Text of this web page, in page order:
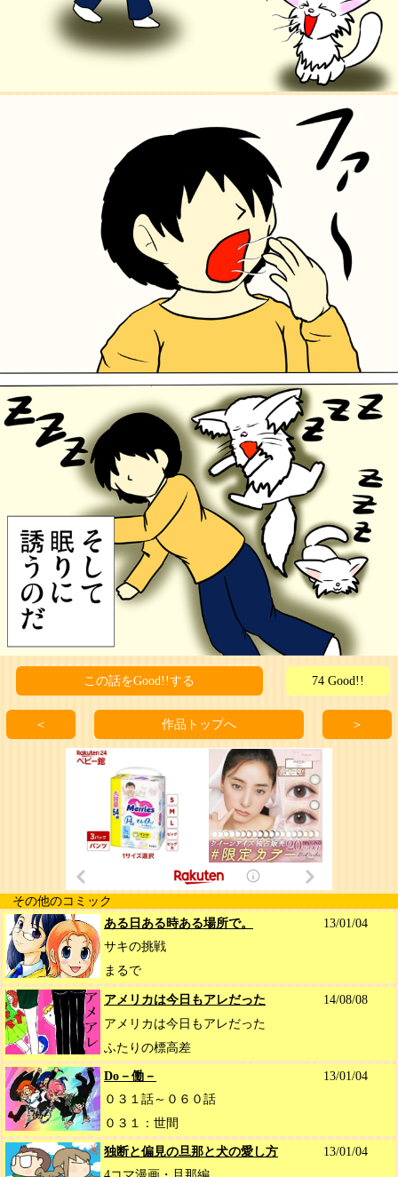
この話をGood!!する 74 Good!!
＜ 作品トップへ ＞
その他のコミック
ある日ある時ある場所で。
13/01/04
サキの挑戦
まるで
アメリカは今日もアレだった
14/08/08
アメリカは今日もアレだった
ふたりの標高差
Do－働－
13/01/04
０３１話～０６０話
０３１：世間
独断と偏見の旦那と犬の愛し方
13/01/04